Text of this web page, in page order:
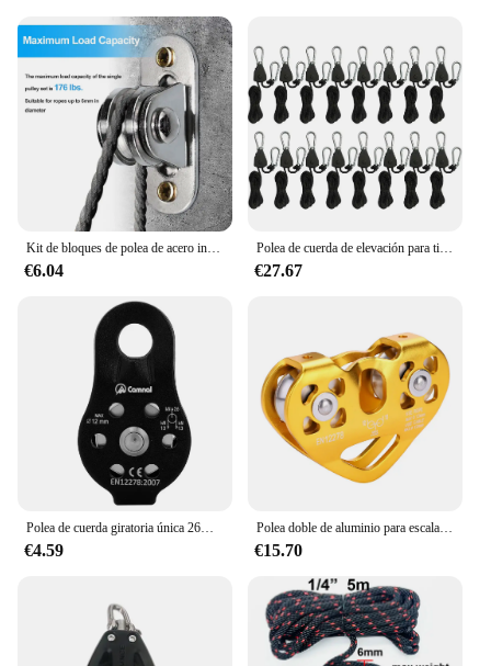
choice. They are available in multiple sets, allowing
you to offer a diverse range of options to your
customers. The sets are designed to be adaptable,
accommodating various training scenarios and
environments. Whether you're a fitness professional
or an individual looking to improve your health,
these poleas de entrenamiento are an excellent
investment in your fitness journey. They are not just
equipment; they are a commitment to a healthier,
stronger you.
Kit de bloques de polea de acero inoxidable, polea silenciosa de alta resistencia, polea fija, carga desmontable, rueda de elevación de 176Lb, herramienta móvil, 2/4 piezas
€6.04
Polea de cuerda de elevación para tienda de campaña, gancho de polea de elevación de 1/2/4/6/8/10/12/14/16 piezas, 1/8
€27.67
Polea de cuerda giratoria única 26KN, bloque de polea de escalada de aleación de aluminio de alta resistencia para cuerda de 12mm
€4.59
Polea doble de aluminio para escalada, equipo de rodamiento de carga grande, 30KN
€15.70